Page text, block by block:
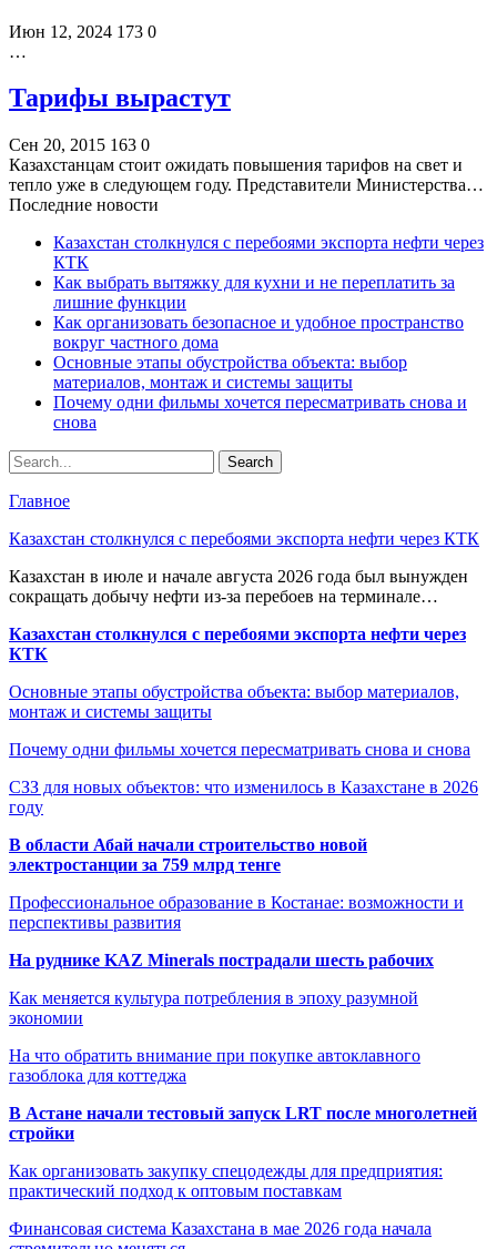
Июн 12, 2024 173 0
…
Тарифы вырастут
Сен 20, 2015 163 0
Казахстанцам стоит ожидать повышения тарифов на свет и
тепло уже в следующем году. Представители Министерства…
Последние новости
Казахстан столкнулся с перебоями экспорта нефти через
КТК
Как выбрать вытяжку для кухни и не переплатить за
лишние функции
Как организовать безопасное и удобное пространство
вокруг частного дома
Основные этапы обустройства объекта: выбор
материалов, монтаж и системы защиты
Почему одни фильмы хочется пересматривать снова и
снова
Главное
Казахстан столкнулся с перебоями экспорта нефти через КТК
Казахстан в июле и начале августа 2026 года был вынужден
сокращать добычу нефти из-за перебоев на терминале…
Казахстан столкнулся с перебоями экспорта нефти через
КТК
Основные этапы обустройства объекта: выбор материалов,
монтаж и системы защиты
Почему одни фильмы хочется пересматривать снова и снова
СЗЗ для новых объектов: что изменилось в Казахстане в 2026
году
В области Абай начали строительство новой
электростанции за 759 млрд тенге
Профессиональное образование в Костанае: возможности и
перспективы развития
На руднике KAZ Minerals пострадали шесть рабочих
Как меняется культура потребления в эпоху разумной
экономии
На что обратить внимание при покупке автоклавного
газоблока для коттеджа
В Астане начали тестовый запуск LRT после многолетней
стройки
Как организовать закупку спецодежды для предприятия:
практический подход к оптовым поставкам
Финансовая система Казахстана в мае 2026 года начала